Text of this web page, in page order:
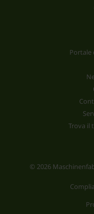
Portale
Trova il
© 2026